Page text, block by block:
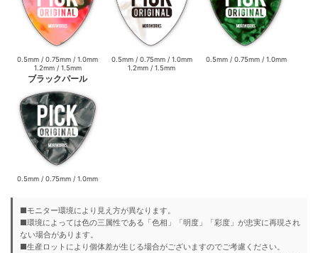
0.5mm / 0.75mm / 1.0mm
1.2mm / 1.5mm
0.5mm / 0.75mm / 1.0mm
1.2mm / 1.5mm
0.5mm / 0.75mm / 1.0mm
ブラックパール
0.5mm / 0.75mm / 1.0mm
■モニター環境により見え方が異なります。
■環境によっては色の三属性である「色相」「明度」「彩度」が忠実に再現され
ない場合があります。
■生産ロットにより個体差が生じる場合がございますのでご考慮ください。